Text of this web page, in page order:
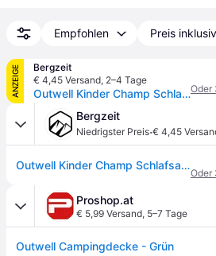
Empfohlen Preis
ANZEIGE
Bergzeit
€ 4,45 Versand, 2–4 Tage
Outwell Kinder Champ Schlafsack - gruen - Max. 130cmOder
Bergzeit
Niedrigster Preis·€ 4,45
Outwell Kinder Champ Schlafsack - gruen - Max. 130cm
Oder
Proshop.at
€ 5,99 Versand, 5–7 Tage
Outwell Campingdecke - Grün